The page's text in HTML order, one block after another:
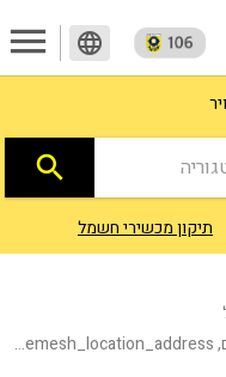
language
menu
search
תיקון מכשירי חשמל
מיזוג אויר, עסקים, Category, publishing_status, Online ordering url, ad_type_id, shemesh_location_address